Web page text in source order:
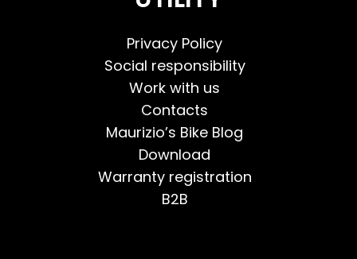
Privacy Policy
Social responsibility
Work with us
Contacts
Maurizio’s Bike Blog
Download
Warranty registration
B2B